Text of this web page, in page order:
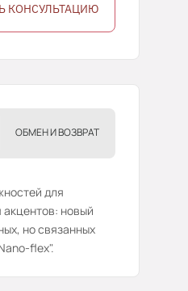
КОНСУЛЬТАЦИЮ
ОБМЕН И ВОЗВРАТ
для
новый
но связанных
flex".